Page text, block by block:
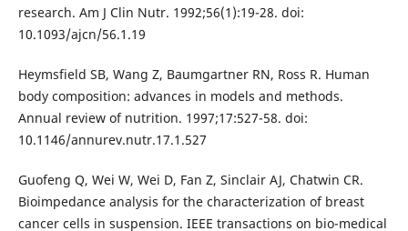
research. Am J Clin Nutr. 1992;56(1):19-28. doi:
10.1093/ajcn/56.1.19
Heymsfield SB, Wang Z, Baumgartner RN, Ross R. Human
body composition: advances in models and methods.
Annual review of nutrition. 1997;17:527-58. doi:
10.1146/annurev.nutr.17.1.527
Guofeng Q, Wei W, Wei D, Fan Z, Sinclair AJ, Chatwin CR.
Bioimpedance analysis for the characterization of breast
cancer cells in suspension. IEEE transactions on bio-medical